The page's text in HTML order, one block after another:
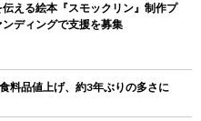
える絵本『スモックリン』制作プ
ディングで支援を募集
料品値上げ、約3年ぶりの多さに